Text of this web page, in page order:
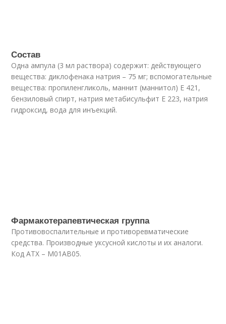
Состав
Одна ампула (3 мл раствора) содержит: действующего
вещества: диклофенака натрия – 75 мг; вспомогательные
вещества: пропиленгликоль, маннит (маннитол) Е 421,
бензиловый спирт, натрия метабисульфит Е 223, натрия
гидроксид, вода для инъекций.
Фармакотерапевтическая группа
Противовоспалительные и противоревматические
средства. Производные уксусной кислоты и их аналоги.
Код АТХ – М01АВ05.